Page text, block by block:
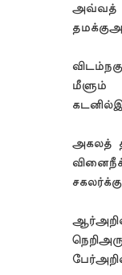
அவ்வத்
மீளும்
அகலத்